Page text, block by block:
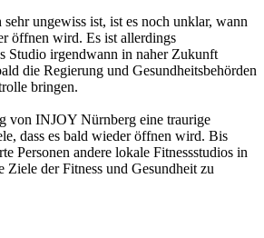
ungewiss ist, ist es noch unklar, wann
öffnen wird. Es ist allerdings
Studio irgendwann in naher Zukunft
die Regierung und Gesundheitsbehörden
bringen.
von INJOY Nürnberg eine traurige
dass es bald wieder öffnen wird. Bis
Personen andere lokale Fitnessstudios in
Ziele der Fitness und Gesundheit zu